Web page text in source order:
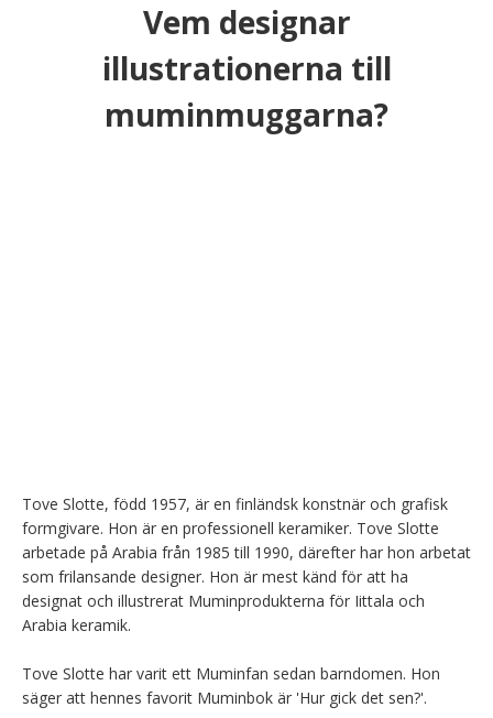
Vem designar
illustrationerna till
muminmuggarna?
Tove Slotte, född 1957, är en finländsk konstnär och grafisk
formgivare. Hon är en professionell keramiker. Tove Slotte
arbetade på Arabia från 1985 till 1990, därefter har hon arbetat
som frilansande designer. Hon är mest känd för att ha
designat och illustrerat Muminprodukterna för Iittala och
Arabia keramik.
Tove Slotte har varit ett Muminfan sedan barndomen. Hon
säger att hennes favorit Muminbok är 'Hur gick det sen?'.